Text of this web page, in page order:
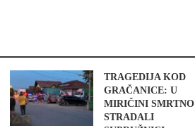
TRAGEDIJA KOD
GRAČANICE: U
MIRIČINI SMRTNO
STRADALI